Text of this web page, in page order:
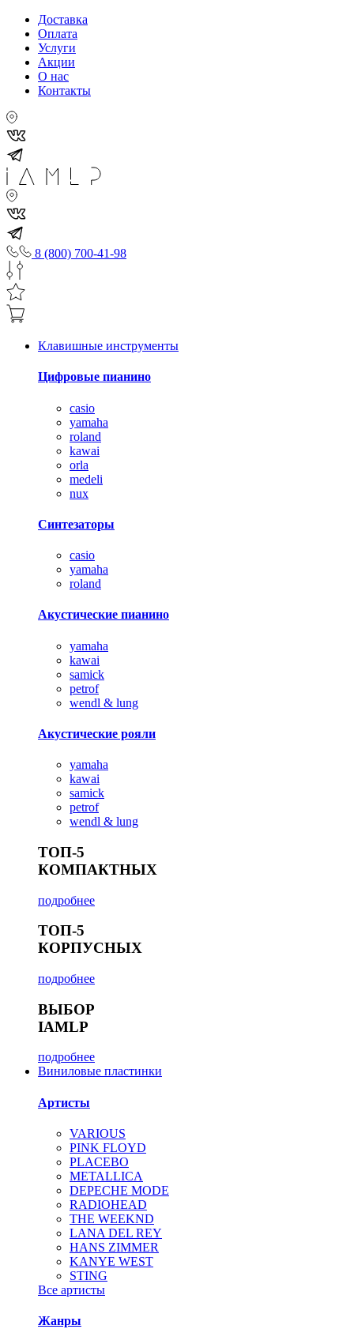
Доставка
Оплата
Услуги
Акции
О нас
Контакты
8 (800) 700-41-98
Клавишные инструменты
Цифровые пианино
casio
yamaha
roland
kawai
orla
medeli
nux
Синтезаторы
casio
yamaha
roland
Акустические пианино
yamaha
kawai
samick
petrof
wendl & lung
Акустические рояли
yamaha
kawai
samick
petrof
wendl & lung
ТОП-5
КОМПАКТНЫХ
подробнее
ТОП-5
КОРПУСНЫХ
подробнее
ВЫБОР
IAMLP
подробнее
Виниловые пластинки
Артисты
VARIOUS
PINK FLOYD
PLACEBO
METALLICA
DEPECHE MODE
RADIOHEAD
THE WEEKND
LANA DEL REY
HANS ZIMMER
KANYE WEST
STING
Все артисты
Жанры